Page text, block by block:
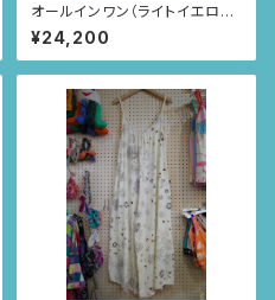
オールインワン（ライトイエロー/
いちごとあり柄）
¥24,200